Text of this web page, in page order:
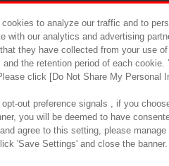
食品のご提供について
to analyze our traffic and to
with our analytics and advertising
they have collected from your use
the retention period of each
click [Do Not Share My Personal
out preference signals , if you
you will be deemed to have
agree to this setting, please
'Save Settings' and close the banner.